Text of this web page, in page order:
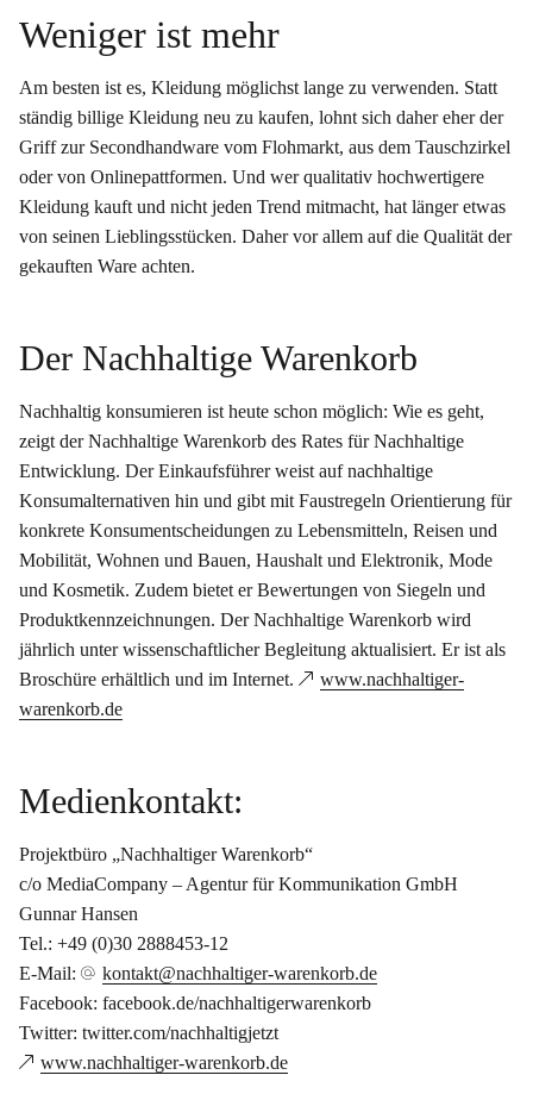
Weniger ist mehr
Am besten ist es, Kleidung möglichst lange zu verwenden. Statt
ständig billige Kleidung neu zu kaufen, lohnt sich daher eher der
Griff zur Secondhandware vom Flohmarkt, aus dem Tauschzirkel
oder von Onlinepattformen. Und wer qualitativ hochwertigere
Kleidung kauft und nicht jeden Trend mitmacht, hat länger etwas
von seinen Lieblingsstücken. Daher vor allem auf die Qualität der
gekauften Ware achten.
Der Nachhaltige Warenkorb
Nachhaltig konsumieren ist heute schon möglich: Wie es geht,
zeigt der Nachhaltige Warenkorb des Rates für Nachhaltige
Entwicklung. Der Einkaufsführer weist auf nachhaltige
Konsumalternativen hin und gibt mit Faustregeln Orientierung für
konkrete Konsumentscheidungen zu Lebensmitteln, Reisen und
Mobilität, Wohnen und Bauen, Haushalt und Elektronik, Mode
und Kosmetik. Zudem bietet er Bewertungen von Siegeln und
Produktkennzeichnungen. Der Nachhaltige Warenkorb wird
jährlich unter wissenschaftlicher Begleitung aktualisiert. Er ist als
Broschüre erhältlich und im Internet.
www.nachhaltiger-
warenkorb.de
Medienkontakt:
Projektbüro „Nachhaltiger Warenkorb“
c/o MediaCompany – Agentur für Kommunikation GmbH
Gunnar Hansen
Tel.: +49 (0)30 2888453-12
E-Mail:
kontakt@nachhaltiger-warenkorb.de
Facebook: facebook.de/nachhaltigerwarenkorb
Twitter: twitter.com/nachhaltigjetzt
www.nachhaltiger-warenkorb.de